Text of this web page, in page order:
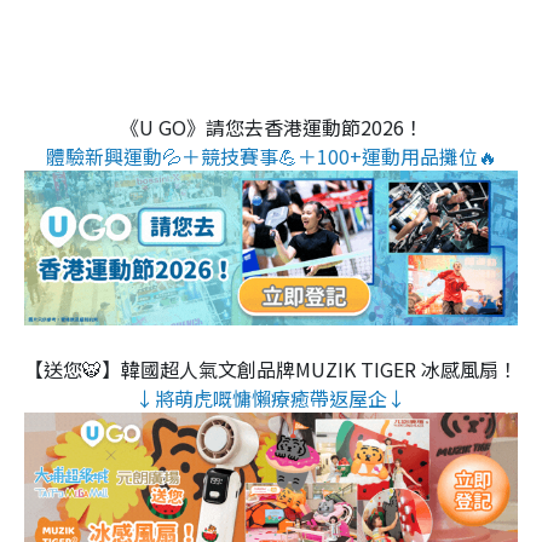
《U GO》請您去香港運動節2026！
體驗新興運動💦＋競技賽事💪＋100+運動用品攤位🔥
【送您🐯】韓國超人氣文創品牌MUZIK TIGER 冰感風扇！
↓將萌虎嘅慵懶療癒帶返屋企↓